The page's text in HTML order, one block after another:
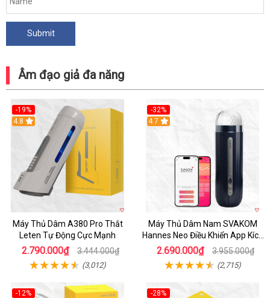
Âm đạo giả đa năng
-19%
Hot
4.8
Máy Thủ Dâm A380 Pro Thắt
Leten Tự Động Cực Mạnh
2.790.000₫ 3.444.000₫
(3,012)
-32%
Hot
4.7
Máy Thủ Dâm Nam SVAKOM
Hannes Neo Điều Khiển App Kích
Thích
2.690.000₫ 3.955.000₫
(2,715)
-12%
-28%